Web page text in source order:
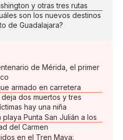
y otras tres rutas
son los nuevos destinos
de Guadalajara?
de Mérida, el primer
armado en carretera
dos muertos y tres
hay una niña
Punta San Julián a los
del Carmen
en el Tren Maya: